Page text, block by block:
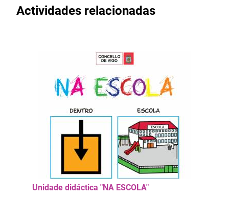
Actividades relacionadas
Unidade didáctica "NA ESCOLA"